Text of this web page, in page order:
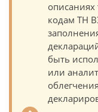
описаниях
кодам ТН
быть
или